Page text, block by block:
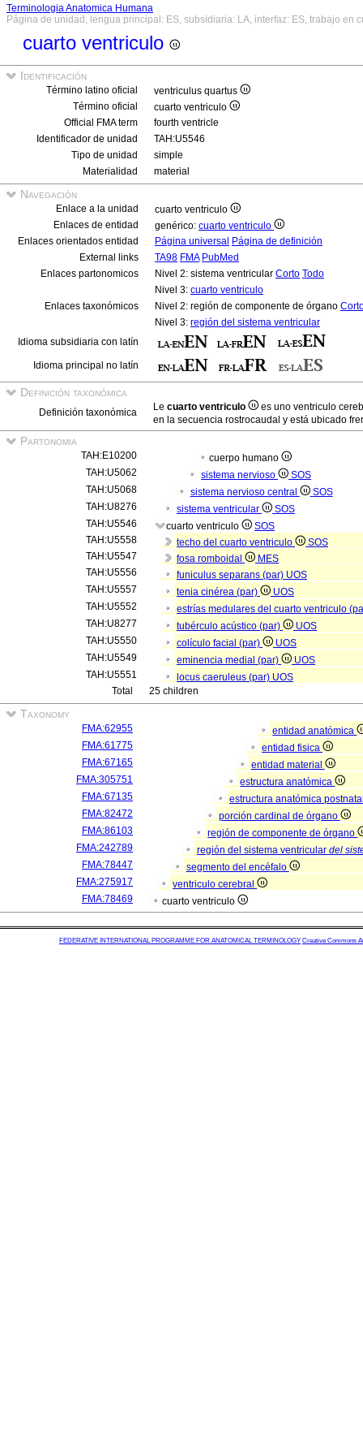
Terminologia Anatomica Humana
Página de unidad, lengua principal: ES, subsidiaria: LA, interfaz: ES, trabajo en
cuarto ventriculo
Identificación
Término latino oficial
ventriculus quartus
Término oficial
cuarto ventriculo
Official FMA term
fourth ventricle
Identificador de unidad
TAH:U5546
Tipo de unidad
simple
Materialidad
material
Navegación
Enlace a la unidad
cuarto ventriculo
Enlaces de entidad
genérico: cuarto ventriculo
Enlaces orientados entidad
Página universal Página de definición
External links
TA98 FMA PubMed
Enlaces partonomicos
Nivel 2: sistema ventricular Corto Todo
Nivel 3: cuarto ventriculo
Enlaces taxonómicos
Nivel 2: región de componente de órgano
Nivel 3: región del sistema ventricular
Idioma subsidiaria con latín
Idioma principal no latín
Definición taxonómica
Definición taxonómica Le cuarto ventriculo
es uno ventriculo
en la secuencia rostrocaudal y está ubicado
Partonomia
TAH:E10200
cuerpo humano
TAH:U5062
sistema nervioso
SOS
TAH:U5068
sistema nervioso central
SOS
TAH:U8276
sistema ventricular
SOS
TAH:U5546
cuarto ventriculo
SOS
TAH:U5558
techo del cuarto ventriculo
SOS
TAH:U5547
fosa romboidal
MES
TAH:U5556
funiculus separans (par) UOS
TAH:U5557
tenia cinérea (par)
UOS
TAH:U5552
estrías medulares del cuarto ventriculo
TAH:U8277
tubérculo acústico (par)
UOS
TAH:U5550
colículo facial (par)
UOS
TAH:U5549
eminencia medial (par)
UOS
TAH:U5551
locus caeruleus (par) UOS
Total
25 children
Taxonomy
FMA:62955
entidad anatómica
FMA:61775
entidad fisica
FMA:67165
entidad material
FMA:305751
estructura anatómica
FMA:67135
estructura anatómica
FMA:82472
porción cardinal de órgano
FMA:86103
región de componente de órgano
FMA:242789
región del sistema ventricular del
FMA:78447
segmento del encéfalo
FMA:275917
ventriculo cerebral
FMA:78469
cuarto ventriculo
FEDERATIVE INTERNATIONAL PROGRAMME FOR ANATOMICAL TERMINOLOGY Creative Commons